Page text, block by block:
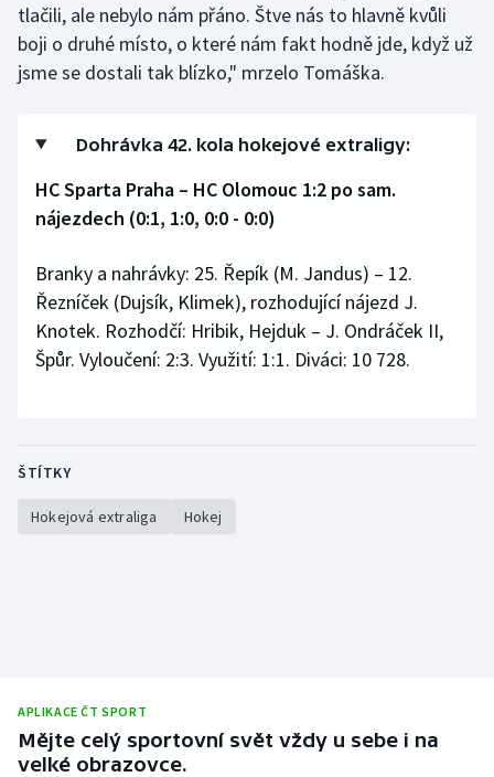
tlačili, ale nebylo nám přáno. Štve nás to hlavně kvůli
boji o druhé místo, o které nám fakt hodně jde, když už
jsme se dostali tak blízko," mrzelo Tomáška.
Dohrávka 42. kola hokejové extraligy:
HC Sparta Praha – HC Olomouc 1:2 po sam.
nájezdech (0:1, 1:0, 0:0 - 0:0)
Branky a nahrávky: 25. Řepík (M. Jandus) – 12.
Řezníček (Dujsík, Klimek), rozhodující nájezd J.
Knotek. Rozhodčí: Hribik, Hejduk – J. Ondráček II,
Špůr. Vyloučení: 2:3. Využití: 1:1. Diváci: 10 728.
ŠTÍTKY
Hokejová extraliga Hokej
APLIKACE ČT SPORT
Mějte celý sportovní svět vždy u sebe i na
velké obrazovce.